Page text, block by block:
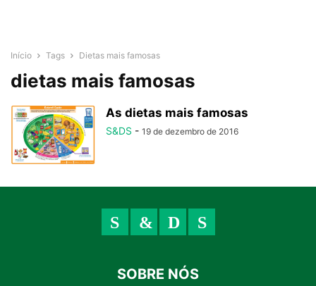
Início Tags Dietas mais famosas
dietas mais famosas
As dietas mais famosas
S&DS - 19 de dezembro de 2016
SOBRE NÓS